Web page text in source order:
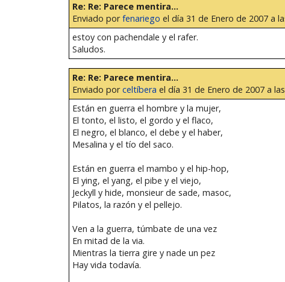
Re: Re: Parece mentira...
Enviado porfenariego el día 31 de Enero de 2007 a
estoy con pachendale y el rafer.
Saludos.
Re: Re: Parece mentira...
Enviado porceltíbera el día 31 de Enero de 2007 a
Están en guerra el hombre y la mujer,
El tonto, el listo, el gordo y el flaco,
El negro, el blanco, el debe y el haber,
Mesalina y el tío del saco.
Están en guerra el mambo y el hip-hop,
El ying, el yang, el pibe y el viejo,
Jeckyll y hide, monsieur de sade, masoc,
Pilatos, la razón y el pellejo.
Ven a la guerra, túmbate de una vez
En mitad de la via.
Mientras la tierra gire y nade un pez
Hay vida todavía.